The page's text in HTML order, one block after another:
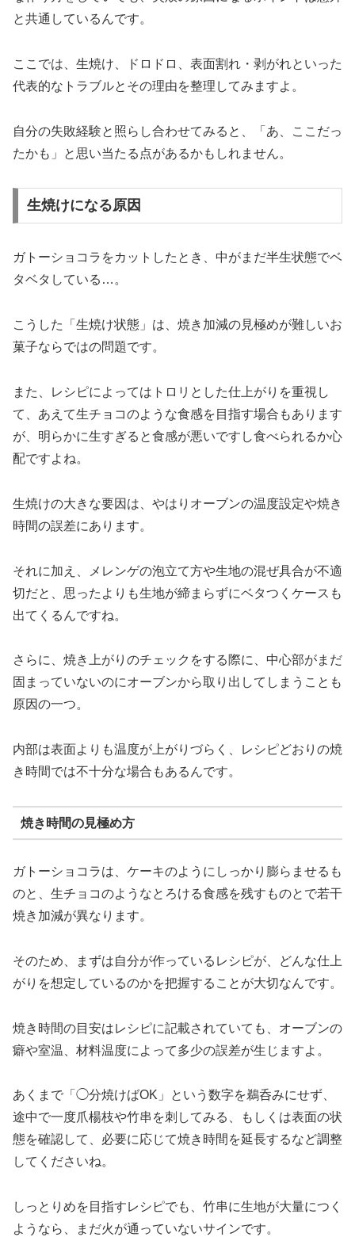
と共通しているんです。
ここでは、生焼け、ドロドロ、表面割れ・剥がれといった
代表的なトラブルとその理由を整理してみますよ。
自分の失敗経験と照らし合わせてみると、「あ、ここだっ
たかも」と思い当たる点があるかもしれません。
生焼けになる原因
ガトーショコラをカットしたとき、中がまだ半生状態でベ
タベタしている…。
こうした「生焼け状態」は、焼き加減の見極めが難しいお
菓子ならではの問題です。
また、レシピによってはトロリとした仕上がりを重視し
て、あえて生チョコのような食感を目指す場合もあります
が、明らかに生すぎると食感が悪いですし食べられるか心
配ですよね。
生焼けの大きな要因は、やはりオーブンの温度設定や焼き
時間の誤差にあります。
それに加え、メレンゲの泡立て方や生地の混ぜ具合が不適
切だと、思ったよりも生地が締まらずにベタつくケースも
出てくるんですね。
さらに、焼き上がりのチェックをする際に、中心部がまだ
固まっていないのにオーブンから取り出してしまうことも
原因の一つ。
内部は表面よりも温度が上がりづらく、レシピどおりの焼
き時間では不十分な場合もあるんです。
焼き時間の見極め方
ガトーショコラは、ケーキのようにしっかり膨らませるも
のと、生チョコのようなとろける食感を残すものとで若干
焼き加減が異なります。
そのため、まずは自分が作っているレシピが、どんな仕上
がりを想定しているのかを把握することが大切なんです。
焼き時間の目安はレシピに記載されていても、オーブンの
癖や室温、材料温度によって多少の誤差が生じますよ。
あくまで「◯分焼けばOK」という数字を鵜呑みにせず、
途中で一度爪楊枝や竹串を刺してみる、もしくは表面の状
態を確認して、必要に応じて焼き時間を延長するなど調整
してくださいね。
しっとりめを目指すレシピでも、竹串に生地が大量につく
ようなら、まだ火が通っていないサインです。